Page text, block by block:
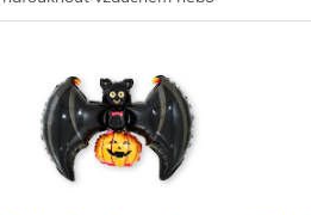
héliem, přičemž s héliem se